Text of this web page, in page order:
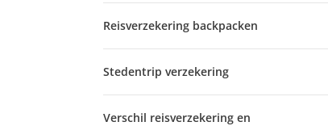
Reisverzekering backpacken
Stedentrip verzekering
Verschil reisverzekering en